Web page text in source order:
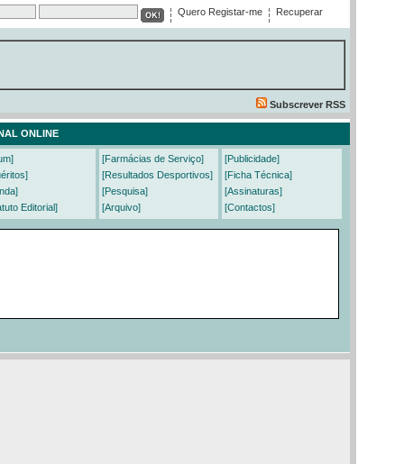
Quero Registar-me
Recuperar
Subscrever RSS
ONLINE
Editorial]
[Farmácias de Serviço]
[Resultados Desportivos]
[Pesquisa]
[Arquivo]
[Publicidade]
[Ficha Técnica]
[Assinaturas]
[Contactos]